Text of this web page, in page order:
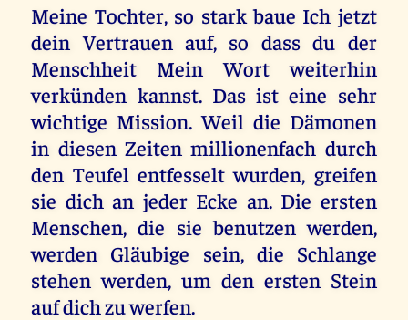
Meine Tochter, so stark baue Ich jetzt
dein Vertrauen auf, so dass du der
Menschheit Mein Wort weiterhin
verkünden kannst. Das ist eine sehr
wichtige Mission. Weil die Dämonen
in diesen Zeiten millionenfach durch
den Teufel entfesselt wurden, greifen
sie dich an jeder Ecke an. Die ersten
Menschen, die sie benutzen werden,
werden Gläubige sein, die Schlange
stehen werden, um den ersten Stein
auf dich zu werfen.